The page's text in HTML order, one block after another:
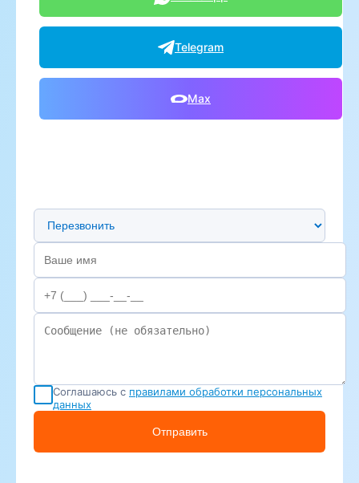
Telegram
Max
Предпочтительный способ связи
Соглашаюсь с правилами обработки персональных
данных
Отправить